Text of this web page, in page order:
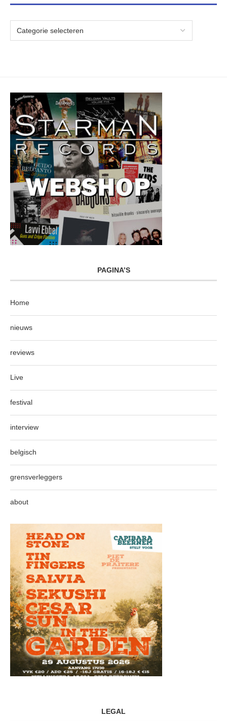
PAGINA’S
Home
nieuws
reviews
Live
festival
interview
belgisch
grensverleggers
about
LEGAL